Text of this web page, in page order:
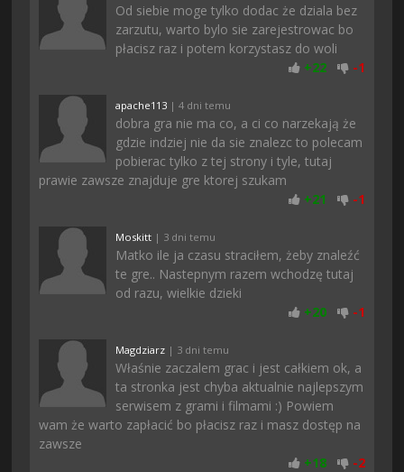
Od siebie moge tylko dodac że dziala bez
zarzutu, warto bylo sie zarejestrowac bo
płacisz raz i potem korzystasz do woli
+22 -1
apache113 | 4 dni temu
dobra gra nie ma co, a ci co narzekają że
gdzie indziej nie da sie znalezc to polecam
pobierac tylko z tej strony i tyle, tutaj
prawie zawsze znajduje gre ktorej szukam
+21 -1
Moskitt | 3 dni temu
Matko ile ja czasu straciłem, żeby znaleźć
te gre.. Nastepnym razem wchodzę tutaj
od razu, wielkie dzieki
+20 -1
Magdziarz | 3 dni temu
Właśnie zaczalem grac i jest całkiem ok, a
ta stronka jest chyba aktualnie najlepszym
serwisem z grami i filmami :) Powiem
wam że warto zapłacić bo płacisz raz i masz dostęp na
zawsze
+18 -2